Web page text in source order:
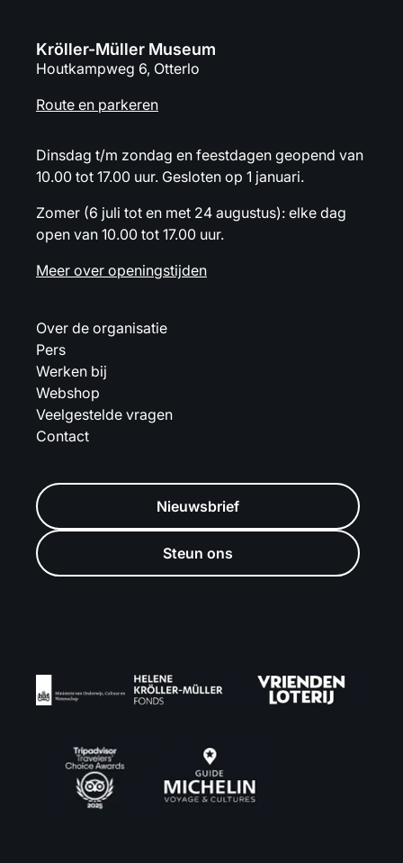
Kröller-Müller Museum
Houtkampweg 6, Otterlo
Route en parkeren
Dinsdag t/m zondag en feestdagen geopend van
10.00 tot 17.00 uur. Gesloten op 1 januari.
Zomer (6 juli tot en met 24 augustus): elke dag
open van 10.00 tot 17.00 uur.
Meer over openingstijden
Over de organisatie
Pers
Werken bij
Webshop
Veelgestelde vragen
Contact
Nieuwsbrief
Steun ons